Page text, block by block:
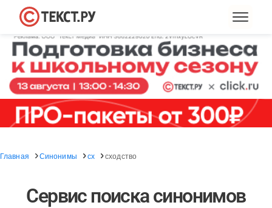
Главная Синонимы сх сходство
Сервис поиска синонимов